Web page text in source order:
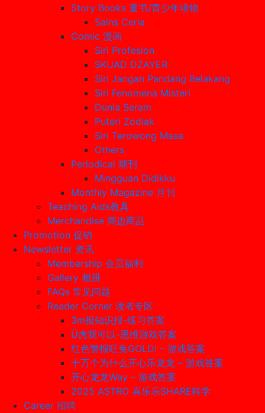
Story Books 童书/青少年读物
Sains Ceria
Comic 漫画
Siri Profesion
SKUAD DZAYER
Siri Jangan Pandang Belakang
Siri Fenomena Misteri
Dunia Seram
Puteri Zodiak
Siri Terowong Masa
Others
Periodical 期刊
Mingguan Didikku
Monthly Magazine 月刊
Teaching Aids教具
Merchandise 周边商品
Promotion 促销
Newsletter 资讯
Membership 会员福利
Gallery 相册
FAQs 常见问题
Reader Corner 读者专区
3m报知识报-练习答案
Ü虎我可以-思维游戏答案
红色警报旺兔GOLD! – 游戏答案
十万个为什么开心乐龙龙 – 游戏答案
开心龙龙Way – 游戏答案
2025 ASTRO 喜乐乐SHARE科学
Career 招聘